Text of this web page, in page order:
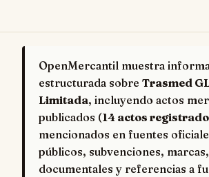
OpenMercantil muestra
estructurada sobre Trasmed
Limitada, incluyendo actos
publicados (14 actos
mencionados en fuentes
públicos, subvenciones,
documentales y referencias a